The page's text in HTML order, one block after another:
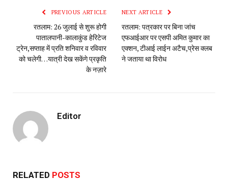
PREVIOUS ARTICLE
रतलाम: 26 जुलाई से शुरू होगी
पातालपानी-कालाकुंड हेरिटेज
ट्रेन,सप्ताह में प्रति शनिवार व रविवार
को चलेगी…यात्री देख सकेंगे प्रकृति
के नज़ारे
NEXT ARTICLE
रतलाम: पत्रकार पर बिना जांच
एफआईआर पर एसपी अमित कुमार का
एक्शन, टीआई लाईन अटैच,प्रेस क्लब
ने जताया था विरोध
Editor
RELATED POSTS